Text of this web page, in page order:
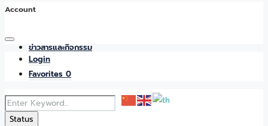
ข่าวสารและกิจกรรม
Account
Login
Favorites 0
Status